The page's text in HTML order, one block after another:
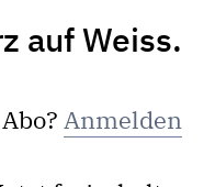
auf Weiss.
Anmelden